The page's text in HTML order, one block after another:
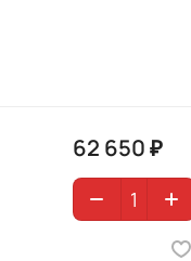
62 650 ₽